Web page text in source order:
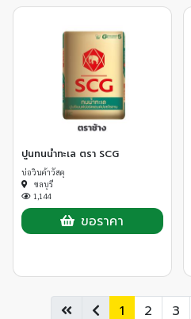
ปูนทนน้ำทะเล ตรา SCG
บ่อวินค้าวัสดุ
ชลบุรี
1,144
ขอราคา
1 2 3